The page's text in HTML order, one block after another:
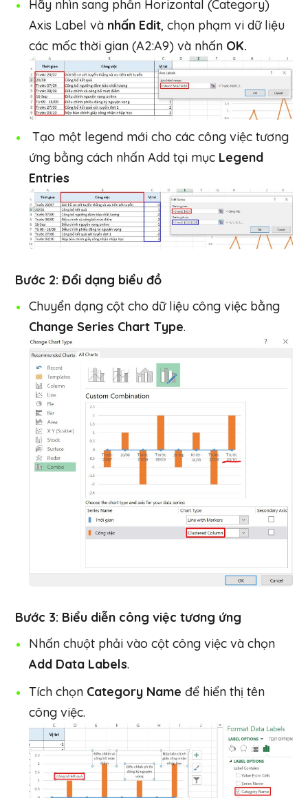
Hãy nhìn sang phần Horizontal (Category)
Axis Label và nhấn Edit, chọn phạm vi dữ liệu
các mốc thời gian (A2:A9) và nhấn OK.
Tạo một legend mới cho các công việc tương
ứng bằng cách nhấn Add tại mục Legend
Entries
Bước 2: Đổi dạng biểu đồ
Chuyển dạng cột cho dữ liệu công việc bằng
Change Series Chart Type.
Bước 3: Biểu diễn công việc tương ứng
Nhấn chuột phải vào cột công việc và chọn
Add Data Labels.
Tích chọn Category Name để hiển thị tên
công việc.